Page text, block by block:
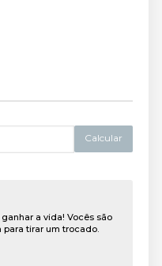
Calcular
a vida! Vocês são
tirar um trocado.